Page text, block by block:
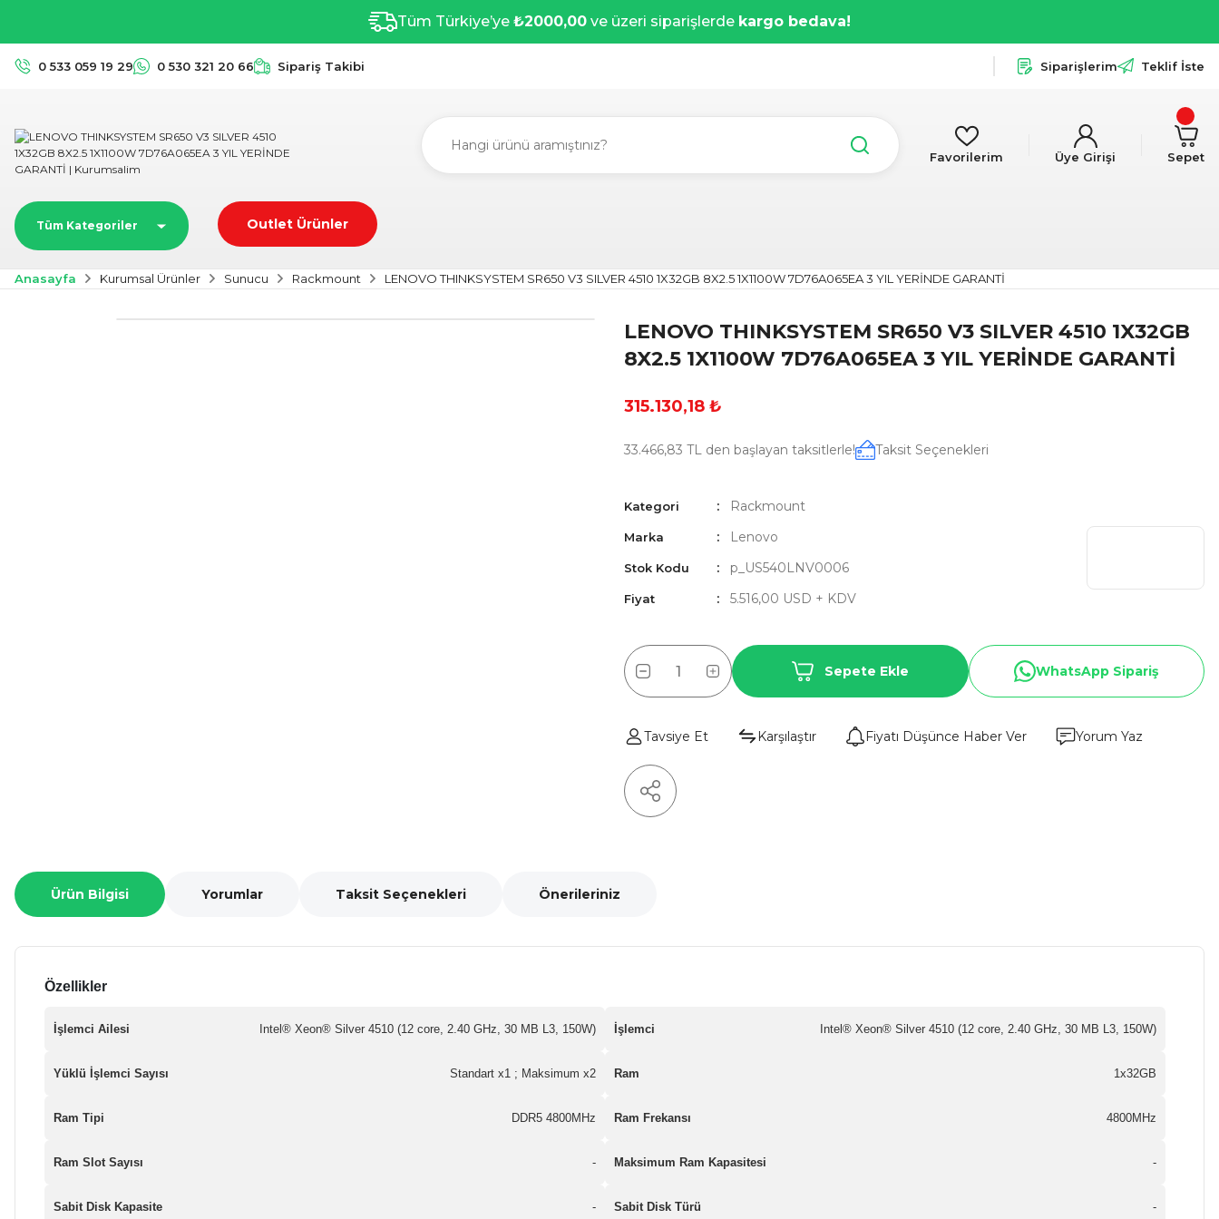
Tüm Türkiye’ye ₺2000,00 ve üzeri siparişlerde kargo bedava!
0 533 059 19 29 0 530 321 20 66 Sipariş Takibi Siparişlerim Teklif İste
Favorilerim Üye Girişi Sepet
Tüm Kategoriler Outlet Ürünler
Anasayfa Kurumsal Ürünler Sunucu Rackmount LENOVO THINKSYSTEM SR650 V3 SILVER 4510 1X32GB 8X2.5 1X1100W 7D76A065EA 3 YIL YERİNDE GARANTİ
LENOVO THINKSYSTEM SR650 V3 SILVER 4510 1X32GB
8X2.5 1X1100W 7D76A065EA 3 YIL YERİNDE GARANTİ
315.130,18 ₺
33.466,83 TL den başlayan taksitlerle! Taksit Seçenekleri
Kategori Rackmount
Marka Lenovo
Stok Kodu p_US540LNV0006
Fiyat 5.516,00 USD + KDV
Sepete Ekle WhatsApp Sipariş
Tavsiye Et Karşılaştır Fiyatı Düşünce Haber Ver Yorum Yaz
Ürün Bilgisi Yorumlar Taksit Seçenekleri Önerileriniz
Özellikler
İşlemci Ailesi Intel® Xeon® Silver 4510 (12 core, 2.40 GHz, 30 MB L3, 150W) İşlemci Intel® Xeon® Silver 4510 (12 core, 2.40 GHz, 30 MB L3, 150W)
Yüklü İşlemci Sayısı Standart x1 ; Maksimum x2 Ram 1x32GB
Ram Tipi DDR5 4800MHz Ram Frekansı 4800MHz
Ram Slot Sayısı - Maksimum Ram Kapasitesi -
Sabit Disk Kapasite - Sabit Disk Türü -